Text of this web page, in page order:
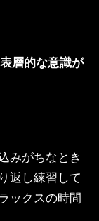
層的な意識が
みがちなとき
返し練習して
ックスの時間